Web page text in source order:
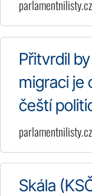
Přitvrdil
migraci je
čeští
Skála